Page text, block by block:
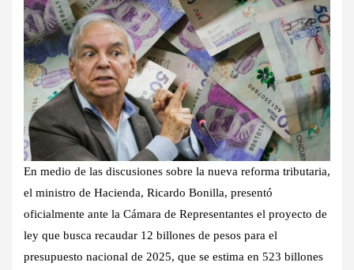
En medio de las discusiones sobre la nueva reforma tributaria,
el ministro de Hacienda, Ricardo Bonilla, presentó
oficialmente ante la Cámara de Representantes el proyecto de
ley que busca recaudar 12 billones de pesos para el
presupuesto nacional de 2025, que se estima en 523 billones